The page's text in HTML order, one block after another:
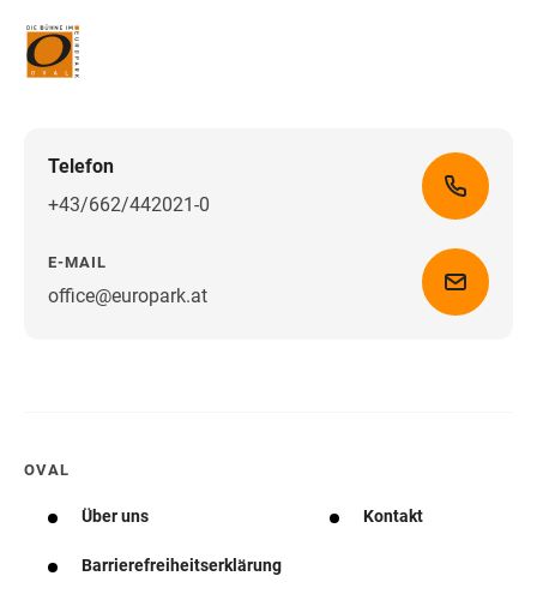
Telefon
+43/662/442021-0
E-MAIL
office@europark.atWegbeschreibung erhalten
OVAL
Über uns Kontakt
Barrierefreiheitserklärung